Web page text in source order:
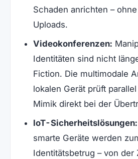
Schaden anrichten –
Uploads.
Videokonferenzen:
Identitäten sind nicht
Fiction. Die multimodale
lokalen Gerät prüft
Mimik direkt bei der
IoT-Sicherheitslösungen:
smarte Geräte werden
Identitätsbetrug – von der